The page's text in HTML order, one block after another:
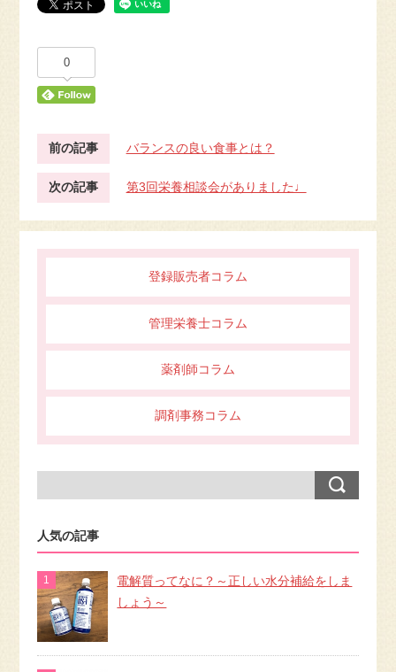
0
前の記事 バランスの良い食事とは？
次の記事 第3回栄養相談会がありました♩
登録販売者コラム
管理栄養士コラム
薬剤師コラム
調剤事務コラム
人気の記事
電解質ってなに？～正しい水分補給をしま
しょう～